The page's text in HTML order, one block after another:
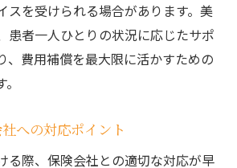
スを受けられる場合があります。美
患者一人ひとりの状況に応じたサポ
、費用補償を最大限に活かすための
への対応ポイント
る際、保険会社との適切な対応が早